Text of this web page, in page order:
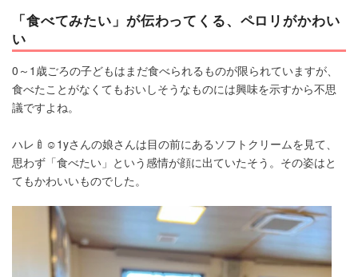
「食べてみたい」が伝わってくる、ペロリがかわい
い
0～1歳ごろの子どもはまだ食べられるものが限られていますが、
食べたことがなくてもおいしそうなものには興味を示すから不思
議ですよね。
ハレ🍼︎︎☺︎1yさんの娘さんは目の前にあるソフトクリームを見て、
思わず「食べたい」という感情が顔に出ていたそう。その姿はと
てもかわいいものでした。